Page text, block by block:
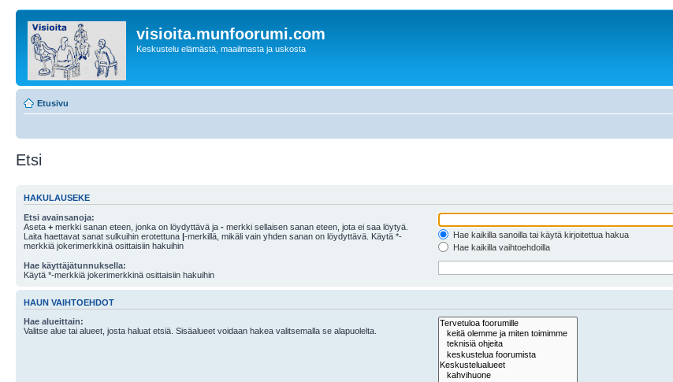
visioita.munfoorumi.com
Keskustelu elämästä, maailmasta ja uskosta
Etusivu
Etsi
HAKULAUSEKE
Etsi avainsanoja:
Aseta + merkki sanan eteen, jonka on löydyttävä ja - merkki sellaisen sanan eteen, jota ei saa löytyä.
Laita haettavat sanat sulkuihin erotettuna |-merkillä, mikäli vain yhden sanan on löydyttävä. Käytä *-
merkkiä jokerimerkkinä osittaisiin hakuihin
Hae kaikilla sanoilla tai käytä kirjoitettua hakua
Hae kaikilla vaihtoehdoilla
Hae käyttäjätunnuksella:
Käytä *-merkkiä jokerimerkkinä osittaisiin hakuihin
HAUN VAIHTOEHDOT
Hae alueittain:
Valitse alue tai alueet, josta haluat etsiä. Sisäalueet voidaan hakea valitsemalla se alapuolelta.